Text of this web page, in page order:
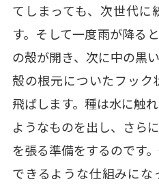
てしまっても、次世代
す。そして一度雨が降る
の殻が開き、次に中の黒
殻の根元についたフック
飛ばします。種は水に触
ようなものを出し、さら
を張る準備をするのです
できるような仕組みに